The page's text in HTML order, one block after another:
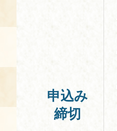
申込み
締切